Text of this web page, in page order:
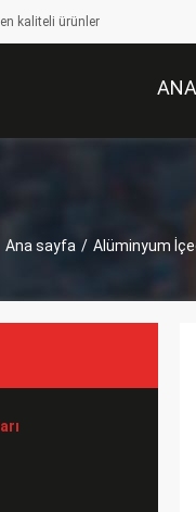
kaliteli ürünler
Ana sayfa / Alüminyum